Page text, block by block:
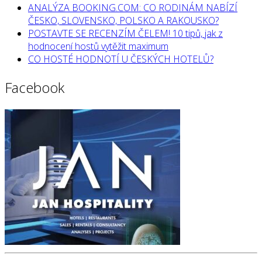
ANALÝZA BOOKING.COM: CO RODINÁM NABÍZÍ
ČESKO, SLOVENSKO, POLSKO A RAKOUSKO?
POSTAVTE SE RECENZÍM ČELEM! 10 tipů, jak z
hodnocení hostů vytěžit maximum
CO HOSTÉ HODNOTÍ U ČESKÝCH HOTELŮ?
Facebook